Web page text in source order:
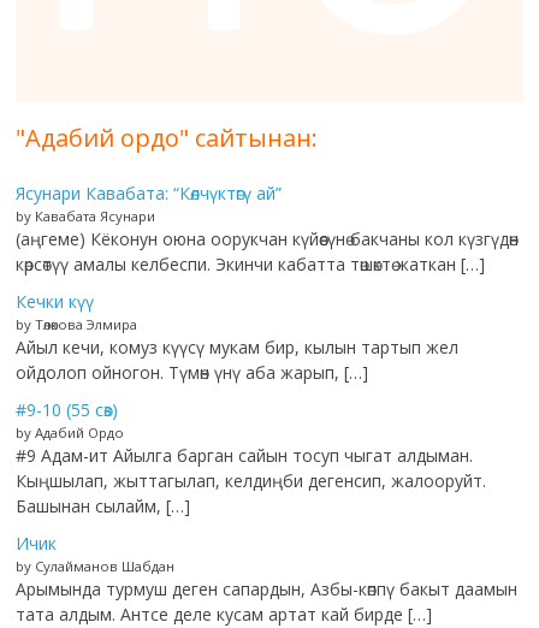
"Адабий ордо" сайтынан:
Ясунари Кавабата: “Көлчүктөгү ай”
by Кавабата Ясунари
(аңгеме) Кёконун оюна оорукчан күйөөсүнө бакчаны кол күзгүдөн
көрсөтүү амалы келбеспи. Экинчи кабатта төшөктө жаткан […]
Кечки күү
by Төлөкова Элмира
Айыл кечи, комуз күүсү мукам бир, кылын тартып жел
ойдолоп ойногон. Түмөн үнү аба жарып, […]
#9-10 (55 сөз)
by Адабий Ордо
#9 Адам-ит Айылга барган сайын тосуп чыгат алдыман.
Кыңшылап, жыттагылап, келдиңби дегенсип, жалооруйт.
Башынан сылайм, […]
Ичик
by Сулайманов Шабдан
Арымында турмуш деген сапардын, Азбы-көппү бакыт даамын
тата алдым. Антсе деле кусам артат кай бирде […]